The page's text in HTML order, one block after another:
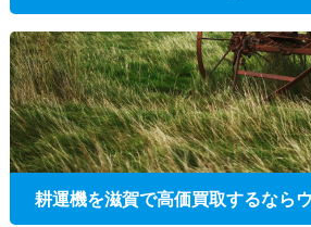
耕運機を滋賀で高価買取するなら